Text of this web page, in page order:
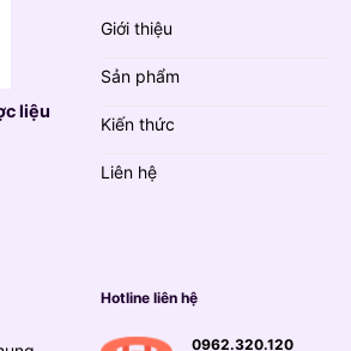
liệu
Giới thiệu
Sản phẩm
Kiến thức
Liên hệ
Hotline liên hệ
0962.320.120